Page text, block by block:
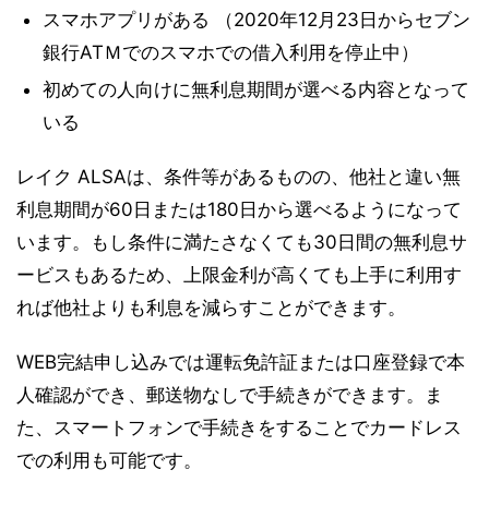
スマホアプリがある （2020年12月23日からセブン
銀行ATＭでのスマホでの借入利用を停止中）
初めての人向けに無利息期間が選べる内容となって
いる
レイク ALSAは、条件等があるものの、他社と違い無
利息期間が60日または180日から選べるようになって
います。
もし条件に満たさなくても30日間の無利息サ
ービスもあるため、上限金利が高くても上手に利用す
れば他社よりも利息を減らすことができます。
WEB完結申し込みでは運転免許証または口座登録で本
人確認ができ、郵送物なしで手続きができます。ま
た、スマートフォンで手続きをすることでカードレス
での利用も可能です。